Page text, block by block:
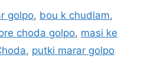
golpo, bou k chudlam,
choda golpo, masi ke
, putki marar golpo